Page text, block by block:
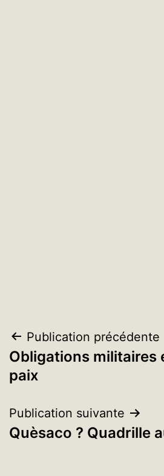
Navigation
de
Publication précédente
Obligations militaires
paix
Publication suivante
Quèsaco ? Quadrille